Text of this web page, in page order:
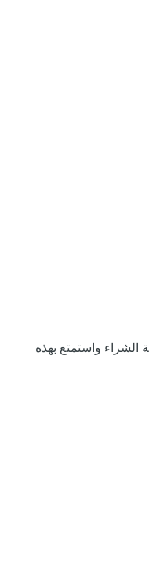
الشراء واستمتع بهذه